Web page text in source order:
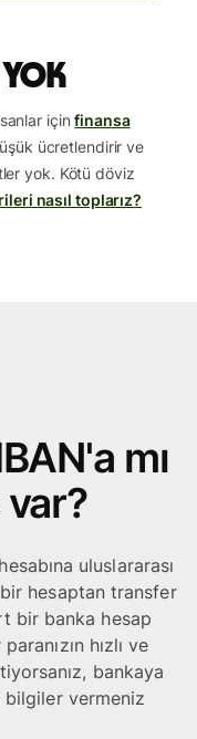
yok
için finansa
ücretlendirir ve
yok. Kötü döviz
nasıl toplarız?
mı
var?
uluslararası
hesaptan transfer
bir banka hesap
hızlı ve
bankaya
vermeniz